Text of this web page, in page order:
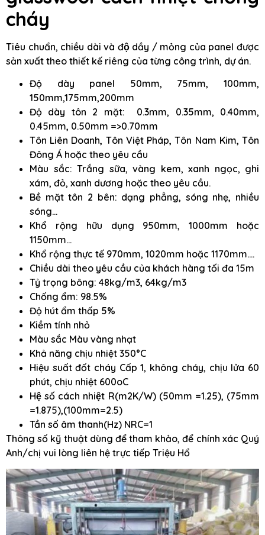
cháy
Tiêu chuẩn, chiều dài và độ dầy / mỏng của panel được
sản xuất theo thiết kế riêng của từng công trình, dự án.
Độ dày panel 50mm, 75mm, 100mm,
150mm,175mm,200mm
Độ dày tôn 2 mặt: 0.3mm, 0.35mm, 0.40mm,
0.45mm, 0.50mm =>0.70mm
Tôn Liên Doanh, Tôn Việt Pháp, Tôn Nam Kim, Tôn
Đông Á hoặc theo yêu cầu
Màu sắc: Trắng sữa, vàng kem, xanh ngọc, ghi
xám, đỏ, xanh dương hoặc theo yêu cầu.
Bề mặt tôn 2 bên: dạng phẳng, sóng nhẹ, nhiều
sóng…
Khổ rộng hữu dụng 950mm, 1000mm hoặc
1150mm…
Khổ rộng thực tế 970mm, 1020mm hoặc 1170mm….
Chiều dài theo yêu cầu của khách hàng tối đa 15m
Tỷ trọng bông: 48kg/m3, 64kg/m3
Chống ẩm: 98.5%
Độ hút ẩm thấp 5%
Kiềm tính nhỏ
Màu sắc Màu vàng nhạt
Khả năng chịu nhiệt 350°C
Hiệu suất đốt cháy Cấp 1, không cháy, chịu lửa 60
phút, chịu nhiệt 600oC
Hệ số cách nhiệt R(m2K/W) (50mm =1.25), (75mm
=1.875),(100mm=2.5)
Tần số âm thanh(Hz) NRC=1
Thông số kỹ thuật dùng để tham khảo, để chính xác Quý
Anh/chị vui lòng liên hệ trực tiếp Triệu Hổ